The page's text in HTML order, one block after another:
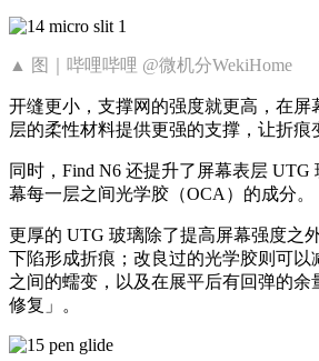
▲ 图｜哔哩哔哩 @微机分WekiHome
开缝更小，支撑网的强度就更高，在屏
层的柔性材料提供更强的支撑，让折痕
同时，Find N6 还提升了屏幕表层 UTG
幕每一层之间光学胶（OCA）的成分。
更厚的 UTG 玻璃除了提高屏幕强度之
下陷形成折痕；改良过的光学胶则可以
之间的蠕变，以及在展平后有回弹的余
修复」。